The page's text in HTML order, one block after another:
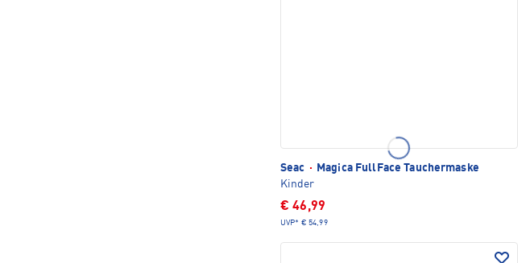
Seac ·
Magica FullFace Tauchermaske
Kinder
€ 46,99
UVP* € 54,99